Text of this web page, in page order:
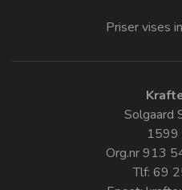
Priser vises
Solgaard
1599
Org.nr 913
Tlf: 69